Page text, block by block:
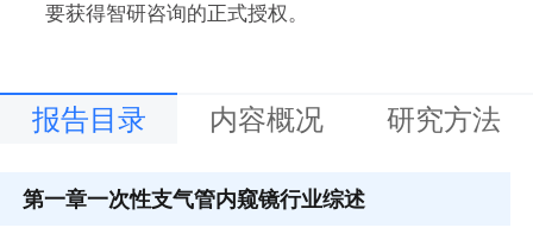
要获得智研咨询的正式授权。
报告目录 内容概况 研究方法
第一章一次性支气管内窥镜行业综述